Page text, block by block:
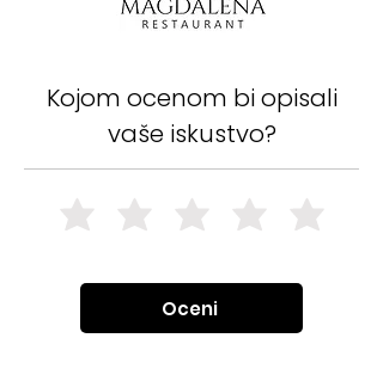
Kojom ocenom bi opisali
vaše iskustvo?
Oceni